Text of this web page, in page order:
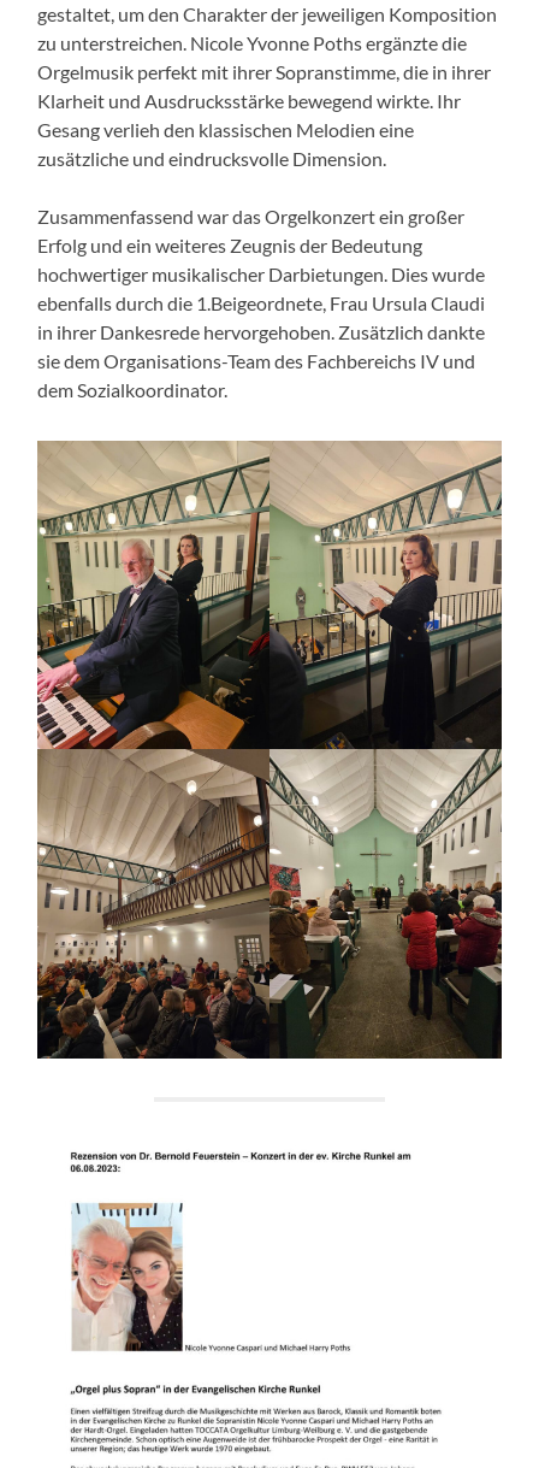
gestaltet, um den Charakter der jeweiligen Komposition
zu unterstreichen. Nicole Yvonne Poths ergänzte die
Orgelmusik perfekt mit ihrer Sopranstimme, die in ihrer
Klarheit und Ausdrucksstärke bewegend wirkte. Ihr
Gesang verlieh den klassischen Melodien eine
zusätzliche und eindrucksvolle Dimension.
Zusammenfassend war das Orgelkonzert ein großer
Erfolg und ein weiteres Zeugnis der Bedeutung
hochwertiger musikalischer Darbietungen. Dies wurde
ebenfalls durch die 1.Beigeordnete, Frau Ursula Claudi
in ihrer Dankesrede hervorgehoben. Zusätzlich dankte
sie dem Organisations-Team des Fachbereichs IV und
dem Sozialkoordinator.